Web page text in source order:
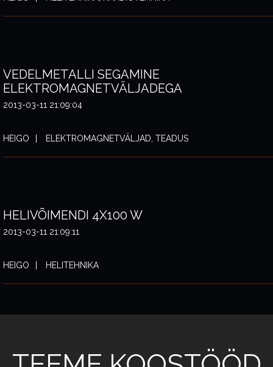
VEDELMETALLI SEGAMINE
ELEKTROMAGNETVÄLJADEGA
2013-03-11 21:09:04
HEIGO ELEKTROMAGNETVÄLJAD, TEADUS
HELIVÕIMENDI 4X100 W
2013-03-11 21:09:11
HEIGO HELITEHNIKA